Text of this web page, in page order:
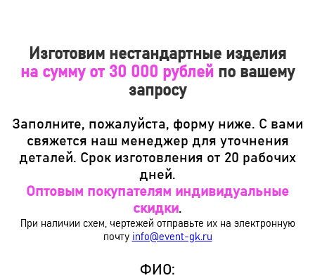
Изготовим нестандартные изделия
на сумму от 30 000 рублей по вашему
запросу
Заполните, пожалуйста, форму ниже. С вами
свяжется наш менеджер для уточнения
деталей. Срок изготовления от 20 рабочих
дней.
Оптовым покупателям индивидуальные
скидки.
При наличии схем, чертежей отправьте их на электронную
почту info@event-gk.ru
ФИО: